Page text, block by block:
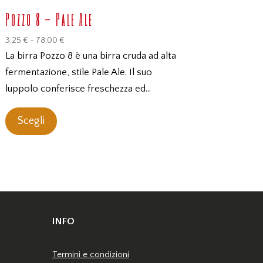
Pozzo 8 – Pale Ale
3,25 € - 78,00 €Fascia
di
prezzo:
3,25 €
La birra Pozzo 8 è una birra cruda ad alta
fermentazione, stile Pale Ale. Il suo
luppolo conferisce freschezza ed…
Scegli
prodotto
possono
scelte
INFO
Termini e condizioni